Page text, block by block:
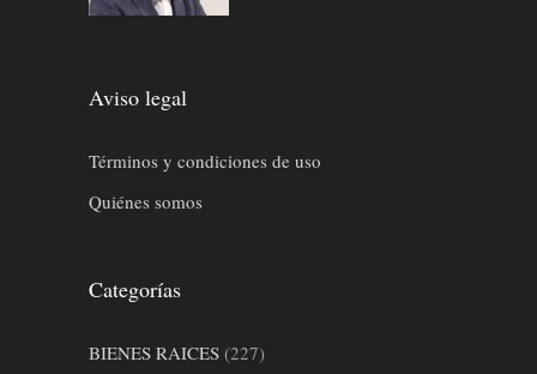
Aviso legal
Términos y condiciones de uso
Quiénes somos
Categorías
BIENES RAICES (227)